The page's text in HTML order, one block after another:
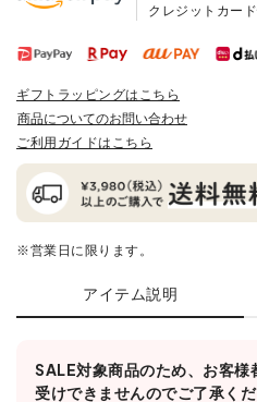
クレジットカー
ギフトラッピングはこちら
商品についてのお問い合わせ
ご利用ガイドはこちら
※営業日に限ります。
アイテム説明
SALE対象商品のため、お客様
受けできませんのでご了承くだ